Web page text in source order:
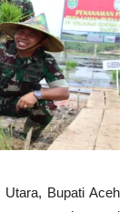
Bupati Aceh